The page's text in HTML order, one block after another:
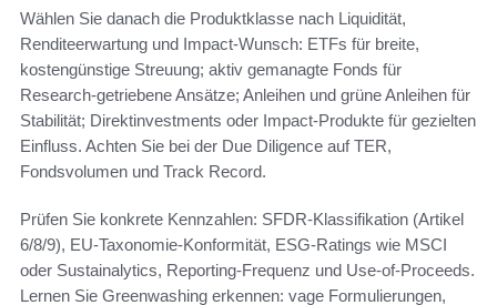
Wählen Sie danach die Produktklasse nach Liquidität,
Renditeerwartung und Impact-Wunsch: ETFs für breite,
kostengünstige Streuung; aktiv gemanagte Fonds für
Research-getriebene Ansätze; Anleihen und grüne Anleihen für
Stabilität; Direktinvestments oder Impact-Produkte für gezielten
Einfluss. Achten Sie bei der Due Diligence auf TER,
Fondsvolumen und Track Record.
Prüfen Sie konkrete Kennzahlen: SFDR-Klassifikation (Artikel
6/8/9), EU-Taxonomie-Konformität, ESG-Ratings wie MSCI
oder Sustainalytics, Reporting-Frequenz und Use-of-Proceeds.
Lernen Sie Greenwashing erkennen: vage Formulierungen,